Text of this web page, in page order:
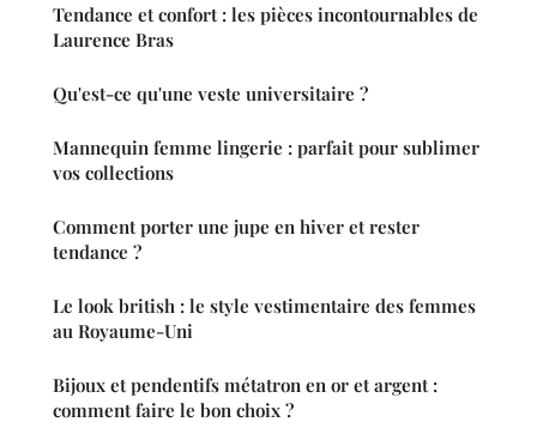
Tendance et confort : les pièces incontournables de
Laurence Bras
Qu'est-ce qu'une veste universitaire ?
Mannequin femme lingerie : parfait pour sublimer
vos collections
Comment porter une jupe en hiver et rester
tendance ?
Le look british : le style vestimentaire des femmes
au Royaume-Uni
Bijoux et pendentifs métatron en or et argent :
comment faire le bon choix ?